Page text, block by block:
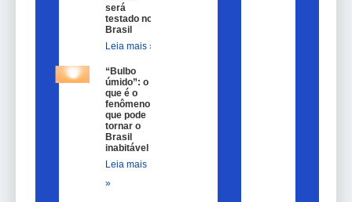
será
testado no
Brasil
Leia mais »
“Bulbo
úmido”: o
que é o
fenômeno
que pode
tornar o
Brasil
inabitável
Leia mais
»